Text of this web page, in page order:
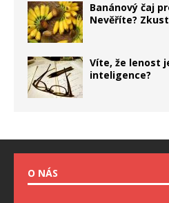
Banánový čaj
Nevěříte?
Víte, že lenost
inteligence?
O NÁS